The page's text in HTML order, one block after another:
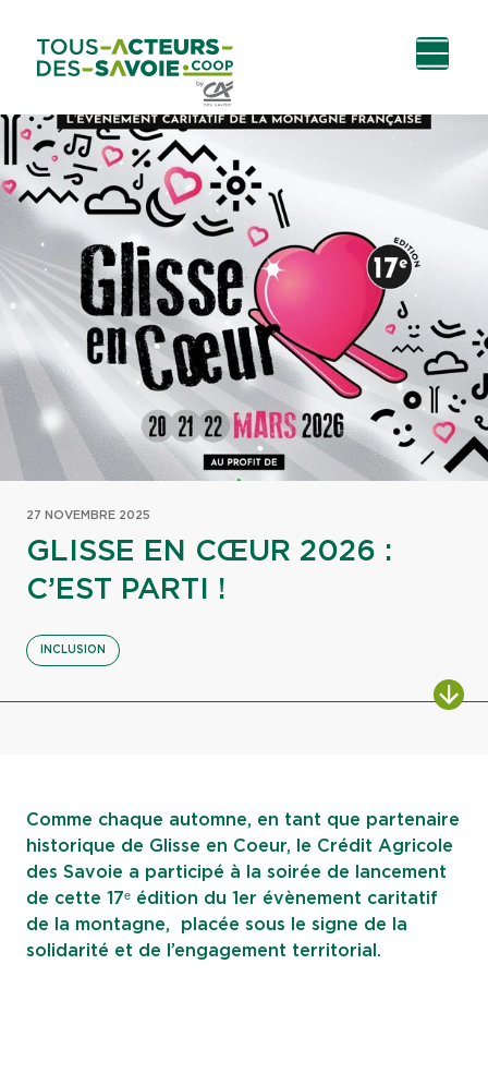
contenu
principal
27 NOVEMBRE 2025
GLISSE EN CŒUR 2026 :
C’EST PARTI !
INCLUSION
Comme chaque automne, en tant que partenaire
historique de Glisse en Coeur, le Crédit Agricole
des Savoie a participé à la soirée de lancement
de cette 17ᵉ édition du 1er évènement caritatif
de la montagne, placée sous le signe de la
solidarité et de l’engagement territorial.